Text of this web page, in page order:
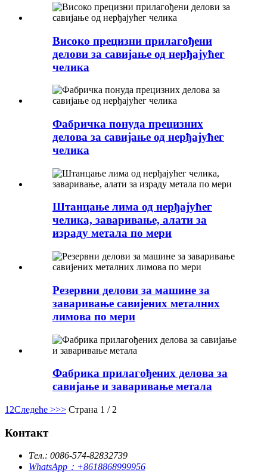
Високо прецизни прилагођени
делови за савијање од нерђајућег
челика
Фабричка понуда прецизних
делова за савијање од нерђајућег
челика
Штанцање лима од нерђајућег
челика, заваривање, алати за
израду метала по мери
Резервни делови за машине за
заваривање савијених металних
лимова по мери
Фабрика прилагођених делова за
савијање и заваривање метала
1 2Следеће >>> Страна 1 / 2
Контакт
Тел.: 0086-574-82832739
WhatsApp：+8618868999956